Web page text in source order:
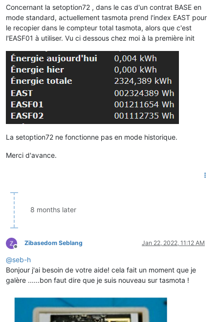
Concernant la setoption72 , dans le cas d'un contrat BASE en
mode standard, actuellement tasmota prend l'index EAST pour
le recopier dans le compteur total tasmota, alors que c'est
l'EASF01 à utiliser. Vu ci dessous chez moi à la première init
La setoption72 ne fonctionne pas en mode historique.
Merci d'avance.
8 months later
Offline
Zibasedom Seblang Jan 22, 2022, 11:12 AM
@seb-h
Bonjour j'ai besoin de votre aide! cela fait un moment que je
galère ......bon faut dire que je suis nouveau sur tasmota !